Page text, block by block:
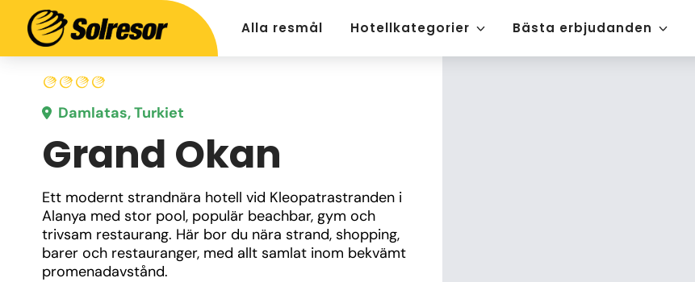
Alla resmål Hotellkategorier Bästa erbjudanden
Damlatas, Turkiet
Grand Okan
Ett modernt strandnära hotell vid Kleopatrastranden i
Alanya med stor pool, populär beachbar, gym och
trivsam restaurang. Här bor du nära strand, shopping,
barer och restauranger, med allt samlat inom bekvämt
promenadavstånd.